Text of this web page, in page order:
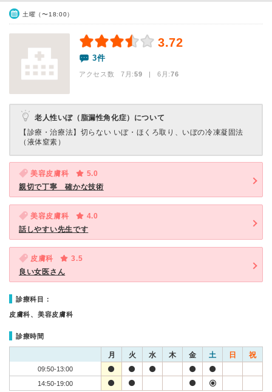
土曜（〜18:00）
3.72
3件
アクセス数 7月:59 | 6月:76
老人性いぼ（脂漏性角化症）について
【診療・治療法】 切らない いぼ・ほくろ取り、いぼの冷凍凝固法
（液体窒素）
美容皮膚科
5.0
親切で丁寧 確かな技術
美容皮膚科
4.0
話しやすい先生です
皮膚科
3.5
良い女医さん
診療科目：
皮膚科、美容皮膚科
診療時間
月 火 水 木 金 土 日 祝
09:50-13:00
14:50-19:00